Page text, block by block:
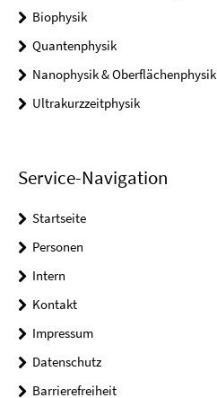
Biophysik
Quantenphysik
Nanophysik & Oberflächenphysik
Ultrakurzzeitphysik
Service-Navigation
Startseite
Personen
Intern
Kontakt
Impressum
Datenschutz
Barrierefreiheit